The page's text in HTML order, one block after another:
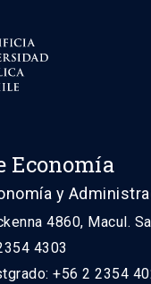
Economía
y
4860, Macul.
4303
+56 2 2354